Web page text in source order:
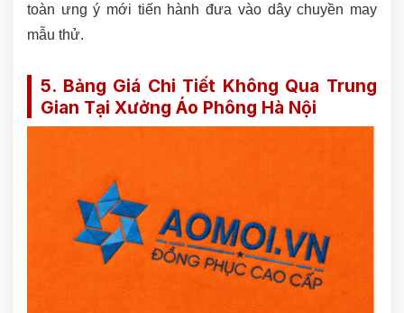
toàn ưng ý mới tiến hành đưa vào dây chuyền may
mẫu thử.
5. Bảng Giá Chi Tiết Không Qua Trung
Gian Tại Xưởng Áo Phông Hà Nội